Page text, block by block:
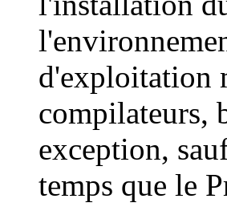
d'exploitation
compilateurs,
exception,
temps que le